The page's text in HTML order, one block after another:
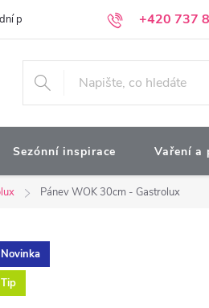
+420 737
podmínky Podmínky ochrany
Sezónní inspirace Vaření a
Pánev WOK 30cm - Gastrolux
Novinka
Tip